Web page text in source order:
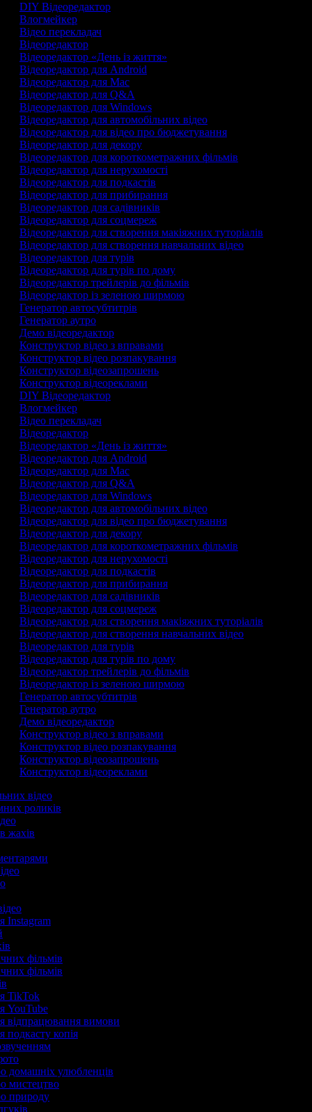
DIY Відеоредактор
Влогмейкер
Відео перекладач
Відеоредактор
Відеоредактор «День із життя»
Відеоредактор для Android
Відеоредактор для Mac
Відеоредактор для Q&A
Відеоредактор для Windows
Відеоредактор для автомобільних відео
Відеоредактор для відео про бюджетування
Відеоредактор для декору
Відеоредактор для короткометражних фільмів
Відеоредактор для нерухомості
Відеоредактор для подкастів
Відеоредактор для прибирання
Відеоредактор для садівників
Відеоредактор для соцмереж
Відеоредактор для створення макіяжних туторіалів
Відеоредактор для створення навчальних відео
Відеоредактор для турів
Відеоредактор для турів по дому
Відеоредактор трейлерів до фільмів
Відеоредактор із зеленою ширмою
Генератор автосубтитрів
Генератор аутро
Демо відеоредактор
Конструктор відео з вправами
Конструктор відео розпакування
Конструктор відеозапрошень
Конструктор відеореклами
DIY Відеоредактор
Влогмейкер
Відео перекладач
Відеоредактор
Відеоредактор «День із життя»
Відеоредактор для Android
Відеоредактор для Mac
Відеоредактор для Q&A
Відеоредактор для Windows
Відеоредактор для автомобільних відео
Відеоредактор для відео про бюджетування
Відеоредактор для декору
Відеоредактор для короткометражних фільмів
Відеоредактор для нерухомості
Відеоредактор для подкастів
Відеоредактор для прибирання
Відеоредактор для садівників
Відеоредактор для соцмереж
Відеоредактор для створення макіяжних туторіалів
Відеоредактор для створення навчальних відео
Відеоредактор для турів
Відеоредактор для турів по дому
Відеоредактор трейлерів до фільмів
Відеоредактор із зеленою ширмою
Генератор автосубтитрів
Генератор аутро
Демо відеоредактор
Конструктор відео з вправами
Конструктор відео розпакування
Конструктор відеозапрошень
Конструктор відеореклами
відео
роликів
жахів
Instagram
фільмів
фільмів
TikTok
YouTube
відпрацювання вимови
подкасту копія
домашніх улюбленців
мистецтво
природу